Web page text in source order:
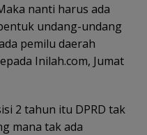
nanti harus ada
undang-undang
pemilu daerah
Inilah.com, Jumat
2 tahun itu DPRD tak
mana tak ada